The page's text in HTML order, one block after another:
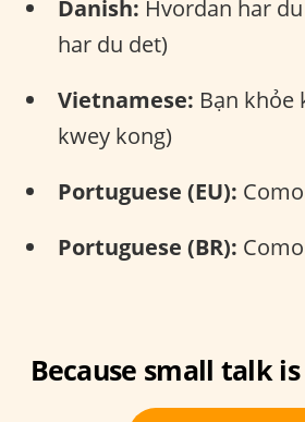
Danish: Hvordan har
har du det)
Vietnamese: Bạn khỏe
kwey kong)
Portuguese (EU):
Portuguese (BR):
Because small talk